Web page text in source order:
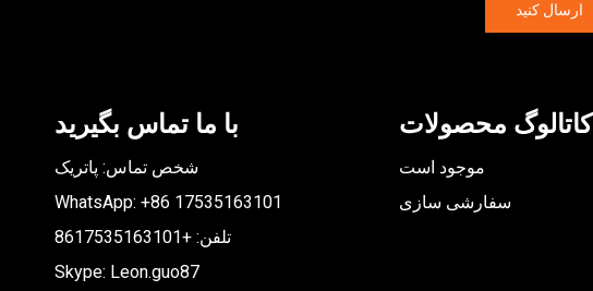
ارسال کنید
کاتالوگ محصولات
موجود است
سفارشی سازی
با ما تماس بگیرید
شخص تماس: پاتریک
WhatsApp: +86 17535163101
تلفن: +8617535163101
Skype: Leon.guo87